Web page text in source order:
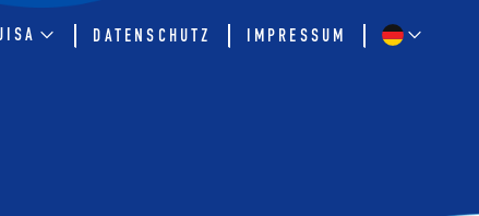
DATENSCHUTZ IMPRESSUM